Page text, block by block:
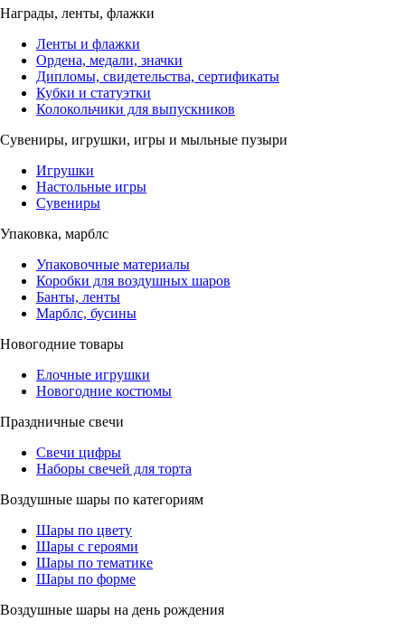
Награды, ленты, флажки
Ленты и флажки
Ордена, медали, значки
Дипломы, свидетельства, сертификаты
Кубки и статуэтки
Колокольчики для выпускников
Сувениры, игрушки, игры и мыльные пузыри
Игрушки
Настольные игры
Сувениры
Упаковка, марблс
Упаковочные материалы
Коробки для воздушных шаров
Банты, ленты
Марблс, бусины
Новогодние товары
Елочные игрушки
Новогодние костюмы
Праздничные свечи
Свечи цифры
Наборы свечей для торта
Воздушные шары по категориям
Шары по цвету
Шары с героями
Шары по тематике
Шары по форме
Воздушные шары на день рождения